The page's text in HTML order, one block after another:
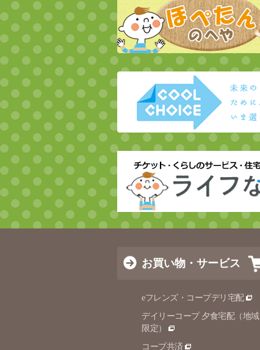
お買い物・サービス
eフレンズ・コープデリ宅配
デイリーコープ 夕食宅配（地域
限定）
コープ共済